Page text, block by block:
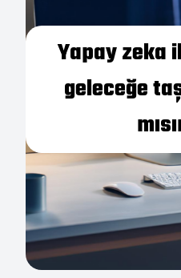
Yapay zeka
geleceğe